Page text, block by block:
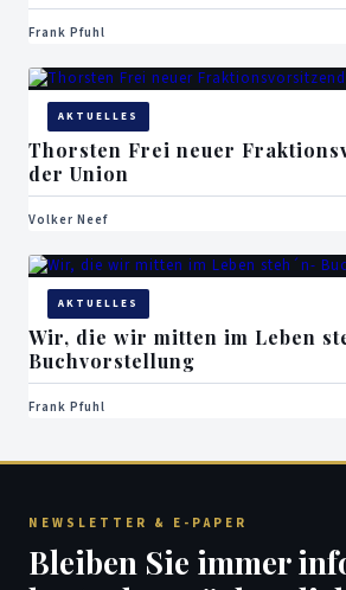
Frank Pfuhl
AKTUELLES
Thorsten Frei neuer
der Union
Volker Neef
AKTUELLES
Wir, die wir mitten im Leben
Buchvorstellung
Frank Pfuhl
NEWSLETTER & E-PAPER
Bleiben Sie immer